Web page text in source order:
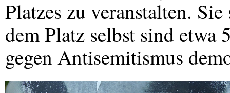
Platzes zu veranstalten.
dem Platz selbst sind etwa
gegen Antisemitismus